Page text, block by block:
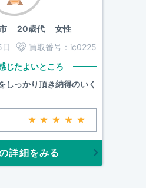
20歳代 女性
買取番号： ic0225
じたよいところ
しっかり頂き納得のいく
★★★★★
詳細をみる